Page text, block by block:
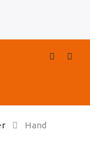
Hand